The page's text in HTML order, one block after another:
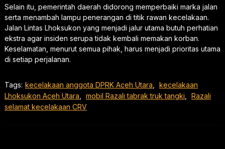
Selain itu, pemerintah daerah didorong memperbaiki marka jalan
serta menambah lampu penerangan di titik rawan kecelakaan.
Jalan Lintas Lhoksukon yang menjadi jalur utama butuh perhatian
ekstra agar insiden serupa tidak kembali memakan korban.
Keselamatan, menurut semua pihak, harus menjadi prioritas utama
di setiap perjalanan.
Tags: kecelakaan anggota DPRK Aceh Utara
kecelakaan
Lhoksukon Aceh Utara
mobil Razali tabrak truk tangki
Razali
selamat kecelakaan CRV